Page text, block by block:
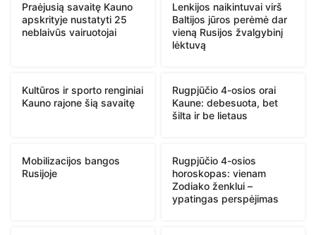
Praėjusią savaitę Kauno
apskrityje nustatyti 25
neblaivūs vairuotojai
Lenkijos naikintuvai virš
Baltijos jūros perėmė dar
vieną Rusijos žvalgybinį
lėktuvą
Kultūros ir sporto renginiai
Kauno rajone šią savaitę
Rugpjūčio 4-osios orai
Kaune: debesuota, bet
šilta ir be lietaus
Mobilizacijos bangos
Rusijoje
Rugpjūčio 4-osios
horoskopas: vienam
Zodiako ženklui –
ypatingas perspėjimas